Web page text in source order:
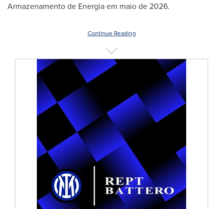
Armazenamento de Energia em maio de 2026.
Continue Reading